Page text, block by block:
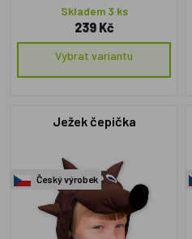
Skladem 3 ks
239 Kč
Vybrat variantu
Ježek čepička
Český výrobek